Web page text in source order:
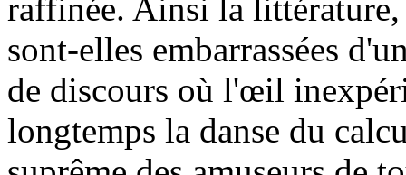
raffinée. Ainsi la
sont-elles embarrassées
de discours où l'œil
longtemps la danse du